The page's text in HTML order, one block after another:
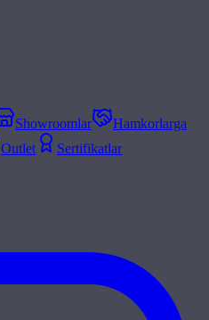
Showroomlar
Hamkorlarga
Outlet
Sertifikatlar